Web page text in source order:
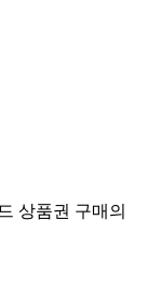
상품권 구매의